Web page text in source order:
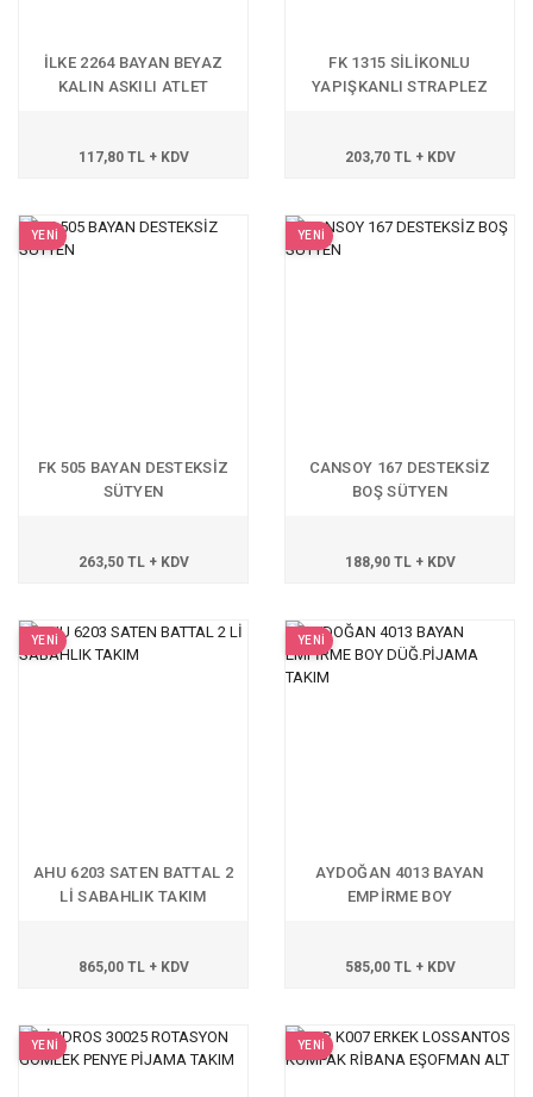
İLKE 2264 BAYAN BEYAZ
KALIN ASKILI ATLET
117,80 TL + KDV
FK 1315 SİLİKONLU
YAPIŞKANLI STRAPLEZ
203,70 TL + KDV
YENİ
FK 505 BAYAN DESTEKSİZ
SÜTYEN
263,50 TL + KDV
YENİ
CANSOY 167 DESTEKSİZ
BOŞ SÜTYEN
188,90 TL + KDV
YENİ
AHU 6203 SATEN BATTAL 2
Lİ SABAHLIK TAKIM
865,00 TL + KDV
YENİ
AYDOĞAN 4013 BAYAN
EMPİRME BOY
585,00 TL + KDV
YENİ YENİ